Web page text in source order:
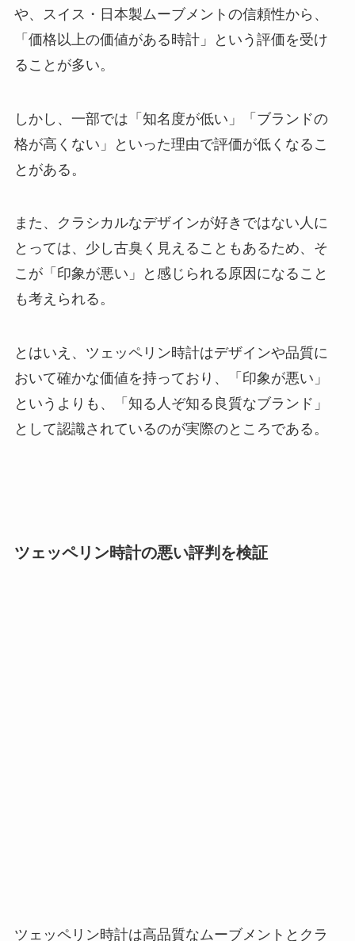
や、スイス・日本製ムーブメントの信頼性から、
「価格以上の価値がある時計」という評価を受け
ることが多い。
しかし、一部では「知名度が低い」「ブランドの
格が高くない」といった理由で評価が低くなるこ
とがある。
また、クラシカルなデザインが好きではない人に
とっては、少し古臭く見えることもあるため、そ
こが「印象が悪い」と感じられる原因になること
も考えられる。
とはいえ、ツェッペリン時計はデザインや品質に
おいて確かな価値を持っており、「印象が悪い」
というよりも、「知る人ぞ知る良質なブランド」
として認識されているのが実際のところである。
ツェッペリン時計の悪い評判を検証
ツェッペリン時計は高品質なムーブメントとクラ